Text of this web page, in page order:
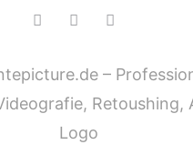
FacebookInstagram